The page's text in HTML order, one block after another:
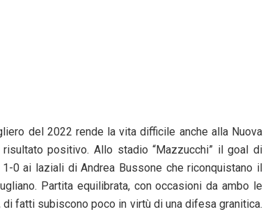
del 2022 rende la vita difficile anche alla Nuova
positivo. Allo stadio “Mazzucchi” il goal di
0 ai laziali di Andrea Bussone che riconquistano il
Partita equilibrata, con occasioni da ambo le
fatti subiscono poco in virtù di una difesa granitica.